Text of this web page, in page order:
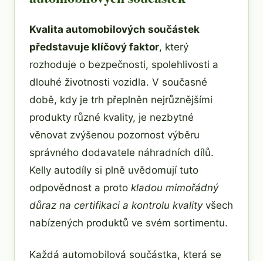
Kvalita automobilových součástek
představuje klíčový faktor, který
rozhoduje o bezpečnosti, spolehlivosti a
dlouhé životnosti vozidla. V současné
době, kdy je trh přeplněn nejrůznějšími
produkty různé kvality, je nezbytné
věnovat zvýšenou pozornost výběru
správného dodavatele náhradních dílů.
Kelly autodíly si plně uvědomují tuto
odpovědnost a proto kladou mimořádný
důraz na certifikaci a kontrolu kvalityvšech
nabízených produktů ve svém sortimentu.
Každá automobilová součástka, která se